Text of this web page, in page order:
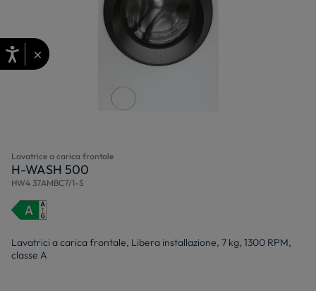
Lavatrice a carica frontale
H-WASH 500
HW4 37AMBC7/1-S
Lavatrici a carica frontale, Libera installazione, 7 kg, 1300 RPM,
classe A
×